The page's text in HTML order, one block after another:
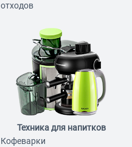
отходов
Техника для напитков
Кофеварки